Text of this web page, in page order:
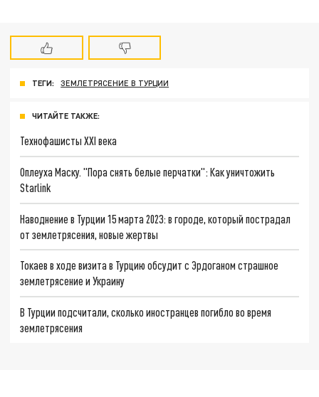
ТЕГИ: ЗЕМЛЕТРЯСЕНИЕ В ТУРЦИИ
ЧИТАЙТЕ ТАКЖЕ:
Технофашисты XXI века
Оплеуха Маску. "Пора снять белые перчатки": Как уничтожить
Starlink
Наводнение в Турции 15 марта 2023: в городе, который пострадал
от землетрясения, новые жертвы
Токаев в ходе визита в Турцию обсудит с Эрдоганом страшное
землетрясение и Украину
В Турции подсчитали, сколько иностранцев погибло во время
землетрясения